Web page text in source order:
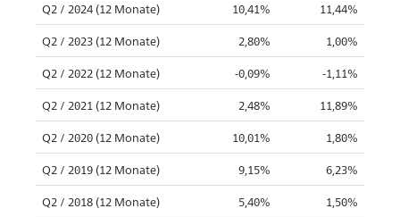
Q2 / 2024 (12 Monate) 10,41% 11,44%
Q2 / 2023 (12 Monate) 2,80% 1,00%
Q2 / 2022 (12 Monate) -0,09% -1,11%
Q2 / 2021 (12 Monate) 2,48% 11,89%
Q2 / 2020 (12 Monate) 10,01% 1,80%
Q2 / 2019 (12 Monate) 9,15% 6,23%
Q2 / 2018 (12 Monate) 5,40% 1,50%